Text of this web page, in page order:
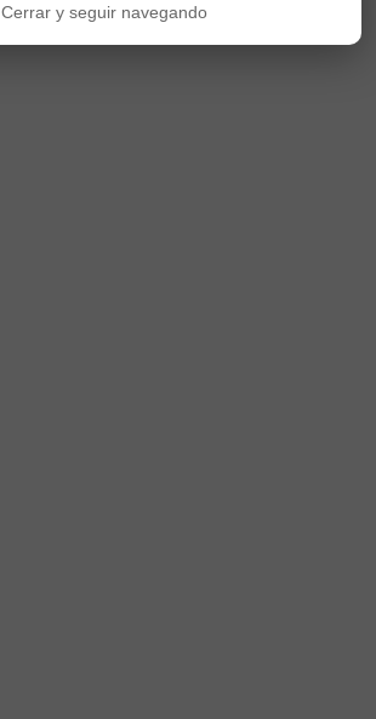
Cerrar y seguir navegando